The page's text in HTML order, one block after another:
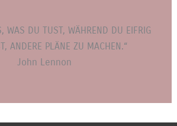
WAS DU TUST, WÄHREND DU EIFRIG
ANDERE PLÄNE ZU MACHEN.“
John Lennon